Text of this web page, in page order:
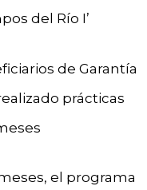
del Río I’
de Garantía
prácticas
el programa